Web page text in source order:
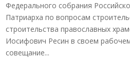
Федерального собрания
Патриарха по вопросам
строительства православных
Иосифович Ресин в своем
совещание...